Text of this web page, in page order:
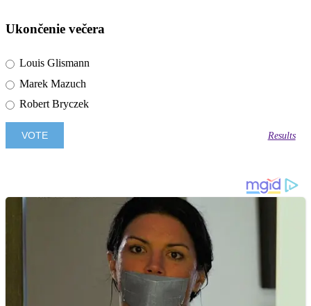
Ukončenie večera
Louis Glismann
Marek Mazuch
Robert Bryczek
Results